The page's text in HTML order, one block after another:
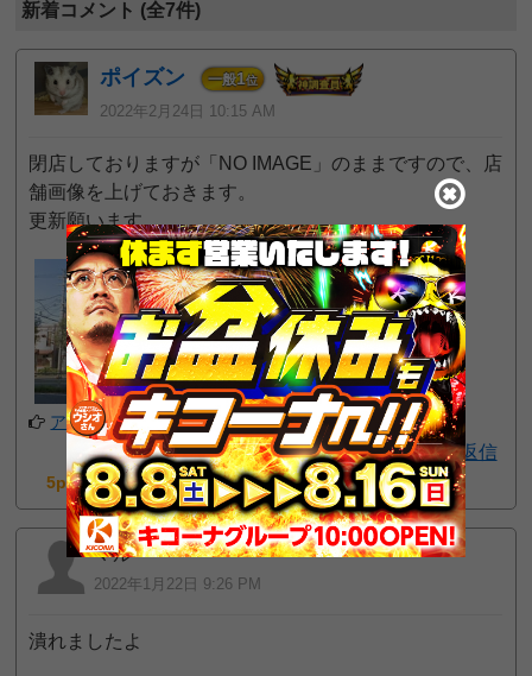
新着コメント (全7件)
ポイズン 一般1位
2022年2月24日 10:15 AM
閉店しておりますが「NO IMAGE」のままですので、店
舗画像を上げておきます。
更新願います。
アプリでフォローする
返信
5pt GET!
マル
2022年1月22日 9:26 PM
潰れましたよ